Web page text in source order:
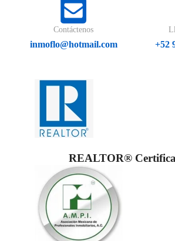
Contáctenos
inmoflo@hotmail.com +52
REALTOR®